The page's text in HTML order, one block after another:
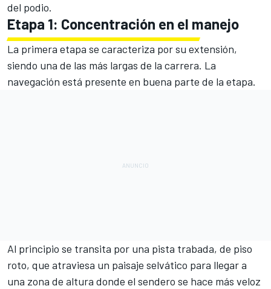
del podio.
Etapa 1: Concentración en el manejo
La primera etapa se caracteriza por su extensión,
siendo una de las más largas de la carrera. La
navegación está presente en buena parte de la etapa.
Al principio se transita por una pista trabada, de piso
roto, que atraviesa un paisaje selvático para llegar a
una zona de altura donde el sendero se hace más veloz